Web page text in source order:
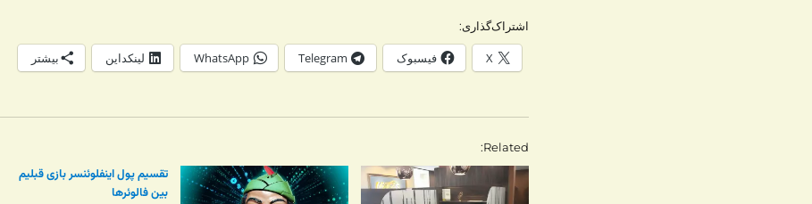
اشتراک‌گذاری:
X فیسبوک Telegram
WhatsApp لینکداین بیشتر
Related
تقسیم پول اینفلوئنسر بازی قبلیم
بین فالوئرها